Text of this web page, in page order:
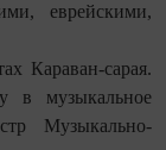
еврейскими,
Караван-сарая.
в музыкальное
Музыкально-